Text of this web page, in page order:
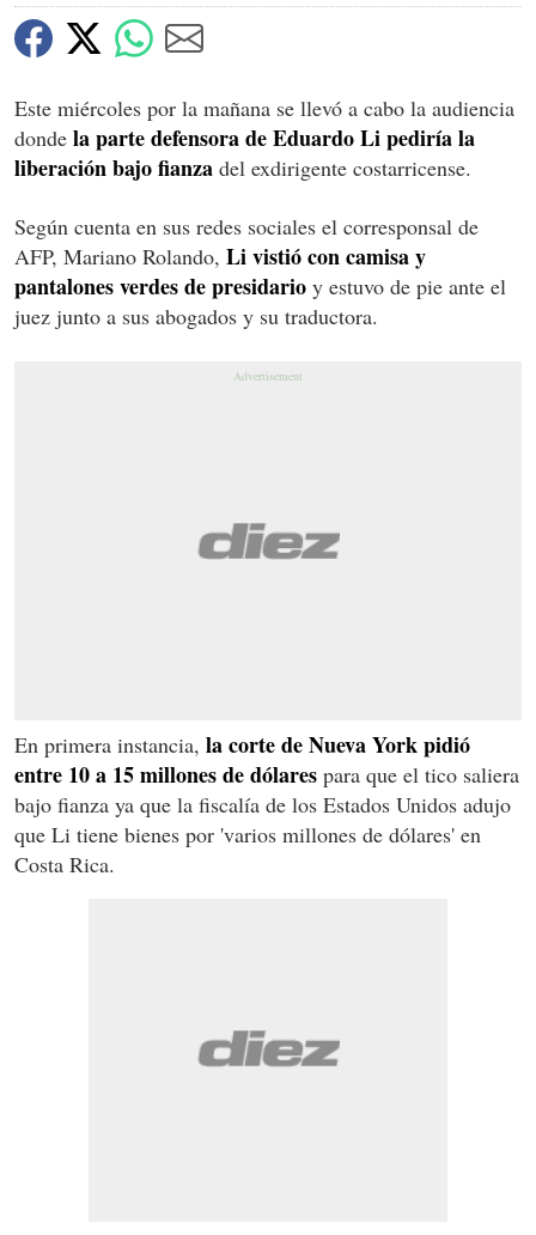
Este miércoles por la mañana se llevó a cabo la audiencia
donde la parte defensora de Eduardo Li pediría la
liberación bajo fianza del exdirigente costarricense.
Según cuenta en sus redes sociales el corresponsal de
AFP, Mariano Rolando, Li vistió con camisa y
pantalones verdes de presidario y estuvo de pie ante el
juez junto a sus abogados y su traductora.
En primera instancia, la corte de Nueva York pidió
entre 10 a 15 millones de dólares para que el tico saliera
bajo fianza ya que la fiscalía de los Estados Unidos adujo
que Li tiene bienes por 'varios millones de dólares' en
Costa Rica.